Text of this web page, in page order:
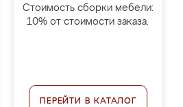
Стоимость сборки мебели:
10% от стоимости заказа.
ПЕРЕЙТИ В КАТАЛОГ